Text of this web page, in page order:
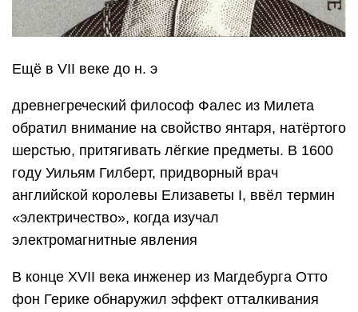
Ещё в VII веке до н. э
древнегреческий философ Фалес из Милета
обратил внимание на свойство янтаря, натёртого
шерстью, притягивать лёгкие предметы. В 1600
году Уильям Гилберт, придворный врач
английской королевы Елизаветы I, ввёл термин
«электричество», когда изучал
электромагнитные явления
В конце XVII века инженер из Магдебурга Отто
фон Герике обнаружил эффект отталкивания